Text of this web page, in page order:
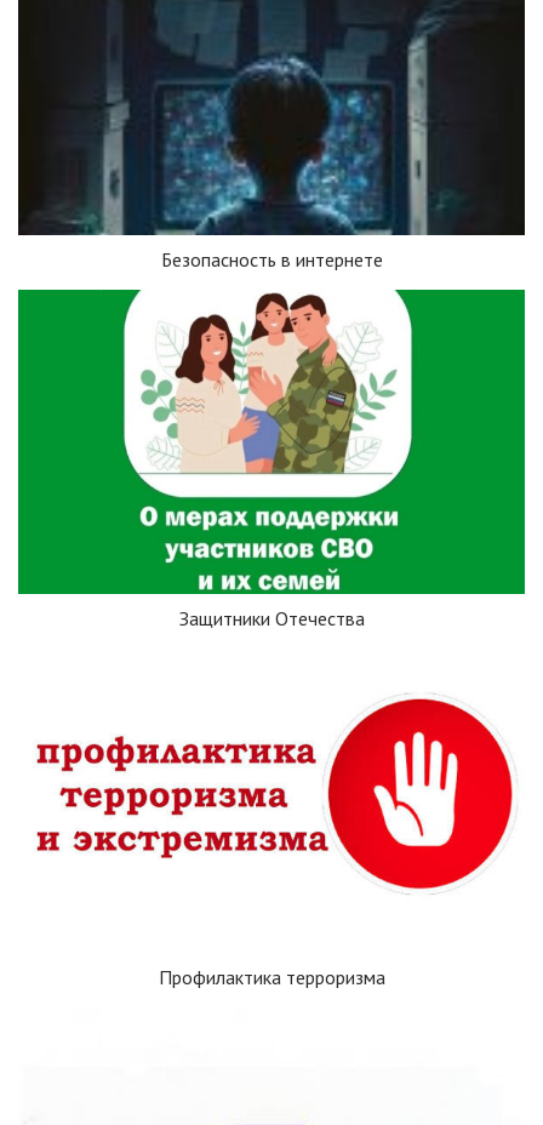
Безопасность в интернете
Защитники Отечества
Профилактика терроризма